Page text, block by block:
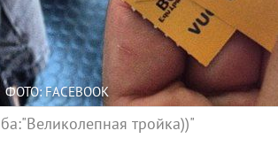
ФОТО: FACEBOOK
тройка))"